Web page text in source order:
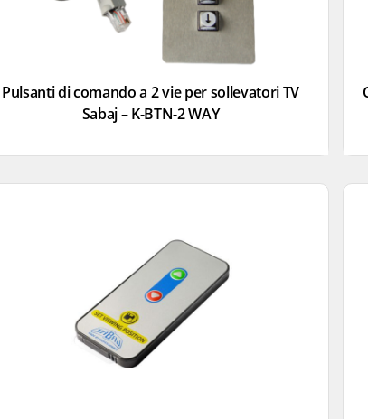
Pulsanti di comando a 2 vie per sollevatori TV
Sabaj – K-BTN-2 WAY